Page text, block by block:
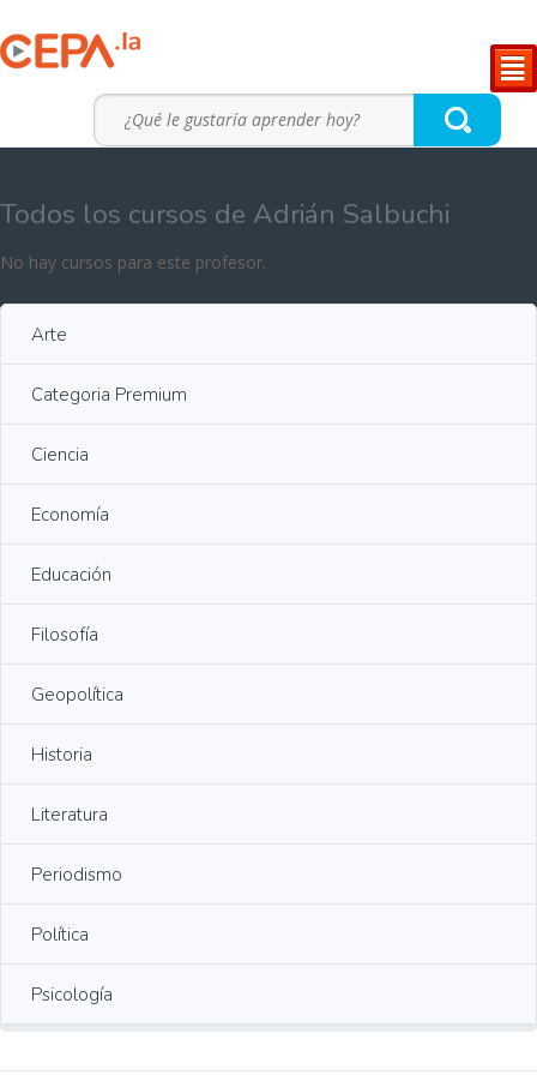
²
Todos los cursos de Adrián Salbuchi
No hay cursos para este profesor.
Arte
Categoria Premium
Ciencia
Economía
Educación
Filosofía
Geopolítica
Historia
Literatura
Periodismo
Política
Psicología